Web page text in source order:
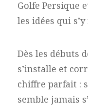
Golfe Persique
les idées qui
Dès les débuts
s’installe et
chiffre parfait :
semble jamais